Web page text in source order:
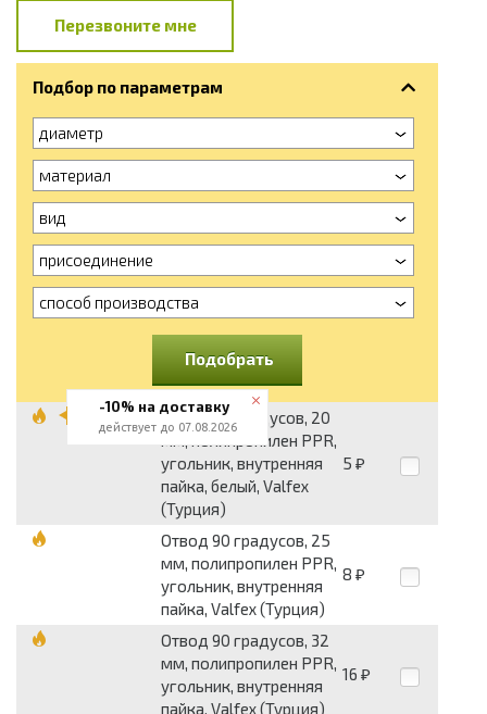
Перезвоните мне
Подбор по параметрам
диаметр
материал
вид
присоединение
способ производства
Подобрать
Отвод 90 градусов, 20
мм, полипропилен PPR,
угольник, внутренняя
пайка, белый, Valfex
(Турция)
5 ₽
Отвод 90 градусов, 25
мм, полипропилен PPR,
угольник, внутренняя
пайка, Valfex (Турция)
8 ₽
Отвод 90 градусов, 32
мм, полипропилен PPR,
угольник, внутренняя
пайка, Valfex (Турция)
16 ₽
-10% на доставку
действует до 07.08.2026